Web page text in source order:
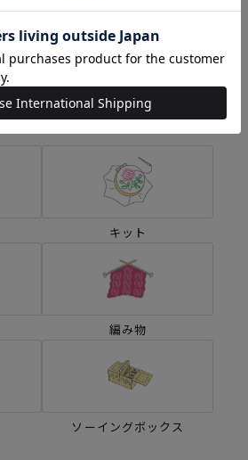
刺し子 フランスセット
¥1,496(税込)
リーから探す
キット
編み物
ソーイングボックス